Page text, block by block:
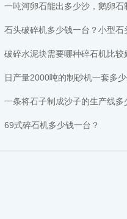
一吨河卵石能出多少沙，鹅卵石制成沙子成本高不高
石头破碎机多少钱一台？小型石头粉碎机
破碎水泥块需要哪种碎石机比较
日产量2000吨的制砂机一套多
一条将石子制成沙子的生产线多少钱
69式碎石机多少钱一台？